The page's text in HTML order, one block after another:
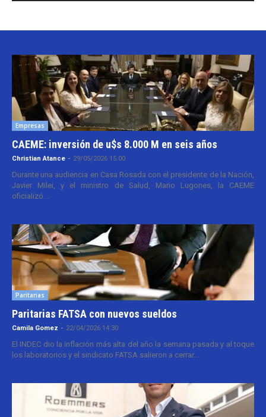
Empresas
CAEME: inversión de u$s 8.000 M en seis años
Christian Atance - 29/05/2026 15:00
Durante una audiencia en Casa Rosada con el presidente de la Nación,
Javier Milei, y el ministro de Salud, Mario Lugones, la CAEME
oficializó...
Paritarias
Paritarias FATSA con nuevos sueldos
Camila Gomez - 22/04/2026 14:30
El INDEC dio la inflación más alta del año la semana pasada y al toque
los laboratorios y el sindicato FATSA salieron a cerrar...